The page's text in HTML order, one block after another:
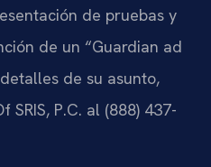
de pruebas y
de un “Guardian ad
de su asunto,
SRIS, P.C. al (888) 437-